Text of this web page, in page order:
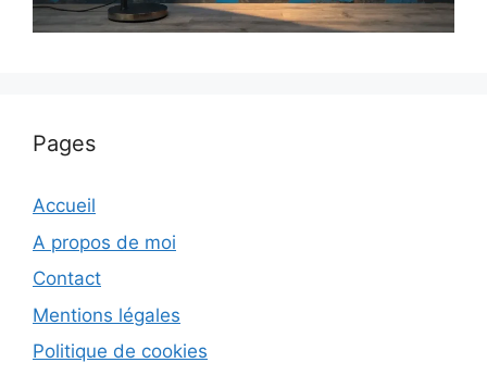
Pages
Accueil
A propos de moi
Contact
Mentions légales
Politique de cookies